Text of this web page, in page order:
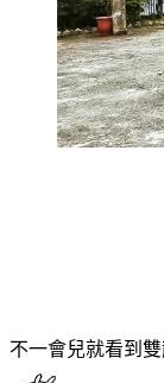
不一會兒就看到